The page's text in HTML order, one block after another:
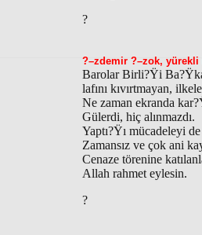
?
?–zdemir ?–zok, yürekli
Barolar Birli?Ÿi
lafını kıvırtmayan,
Ne zaman ekranda
Gülerdi, hiç alınmazdı.
Yaptı?Ÿı mücadeleyi
Zamansız ve çok ani
Cenaze törenine
Allah rahmet eylesin.
?